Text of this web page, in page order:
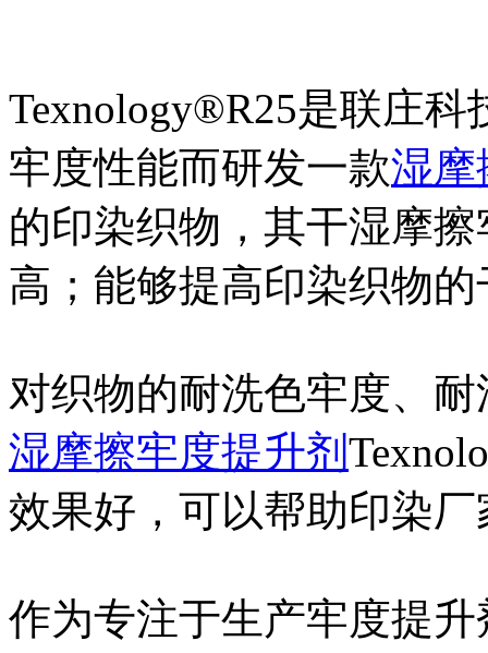
Texnology®R25是联庄
牢度性能而研发一款湿摩
的印染织物，其干湿摩
高；能够提高印染织物
对织物的耐洗色牢度、
湿摩擦牢度提升剂
效果好，可以帮助印染
作为专注于生产牢度提